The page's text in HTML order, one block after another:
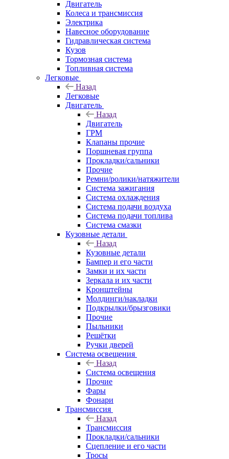
Двигатель
Колеса и трансмиссия
Электрика
Навесное оборудование
Гидравлическая система
Кузов
Тормозная система
Топливная система
Легковые
Назад
Легковые
Двигатель
Назад
Двигатель
ГРМ
Клапаны прочие
Поршневая группа
Прокладки/сальники
Прочие
Ремни/ролики/натяжители
Система зажигания
Система охлаждения
Система подачи воздуха
Система подачи топлива
Система смазки
Кузовные детали
Назад
Кузовные детали
Бампер и его части
Замки и их части
Зеркала и их части
Кронштейны
Молдинги/накладки
Подкрылки/брызговики
Прочие
Пыльники
Решётки
Ручки дверей
Система освещения
Назад
Система освещения
Прочие
Фары
Фонари
Трансмиссия
Назад
Трансмиссия
Прокладки/сальники
Сцепление и его части
Тросы